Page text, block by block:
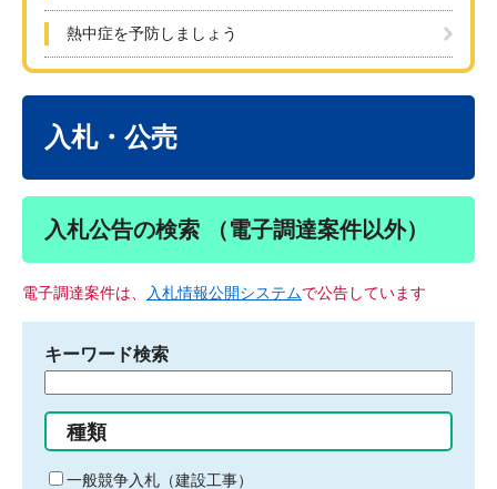
熱中症を予防しましょう
入札・公売
入札公告の検索 （電子調達案件以外）
電子調達案件は、 入札情報公開システムで公告しています
キーワード検索
る
キ
種類
一般競争入札（建設工事）